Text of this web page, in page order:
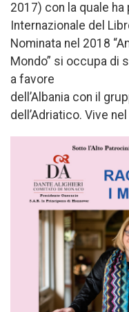
2017) con la quale ha
Internazionale del
Nominata nel 2018
Mondo” si occupa di
a favore
dell’Albania con il
dell’Adriatico. Vive